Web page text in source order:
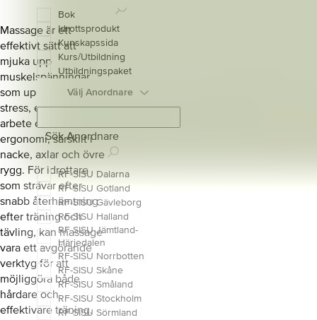
Massage är ett
effektivt sätt att
mjuka upp
muskelspänningar
som uppstår vid
stress, ensidigt
arbete och bristande
ergonomi, särskilt i
nacke, axlar och övre
rygg. För idrottare
som strävar efter
snabb återhämtning
efter träning och
tävling, kan massage
vara ett avgörande
verktyg för att
möjliggöra både
hårdare och
effektivare träning.
Bok
Idrottsprodukt
Kunskapssida
Kurs/Utbildning
Utbildningspaket
Välj Anordnare
Sök Anordnare
RF-SISU Dalarna
RF-SISU Gotland
RF-SISU Gävleborg
RF-SISU Halland
RF-SISU Jämtland-
Härjedalen
RF-SISU Norrbotten
RF-SISU Skåne
RF-SISU Småland
RF-SISU Stockholm
RF-SISU Sörmland